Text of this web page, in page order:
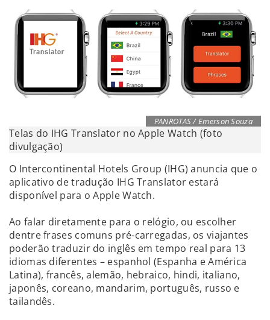
PANROTAS / Emerson Souza
Telas do IHG Translator no Apple Watch (foto
divulgação)
O Intercontinental Hotels Group (IHG) anuncia que o
aplicativo de tradução IHG Translator estará
disponível para o Apple Watch.
Ao falar diretamente para o relógio, ou escolher
dentre frases comuns pré-carregadas, os viajantes
poderão traduzir do inglês em tempo real para 13
idiomas diferentes – espanhol (Espanha e América
Latina), francês, alemão, hebraico, hindi, italiano,
japonês, coreano, mandarim, português, russo e
tailandês.